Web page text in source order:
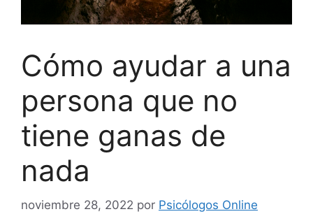
Cómo ayudar a una
persona que no
tiene ganas de
nada
noviembre 28, 2022 por Psicólogos Online